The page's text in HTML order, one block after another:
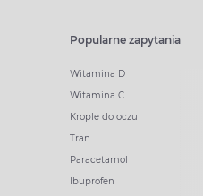
Popularne zapytania
Witamina D
Witamina C
Krople do oczu
Tran
Paracetamol
Ibuprofen